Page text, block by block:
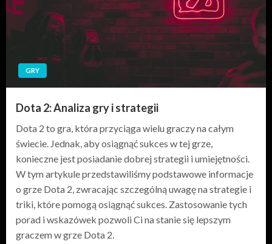
GRY
Dota 2: Analiza gry i strategii
Dota 2 to gra, która przyciąga wielu graczy na całym
świecie. Jednak, aby osiągnąć sukces w tej grze,
konieczne jest posiadanie dobrej strategii i umiejętności.
W tym artykule przedstawiliśmy podstawowe informacje
o grze Dota 2, zwracając szczególną uwagę na strategie i
triki, które pomogą osiągnąć sukces. Zastosowanie tych
porad i wskazówek pozwoli Ci na stanie się lepszym
graczem w grze Dota 2.